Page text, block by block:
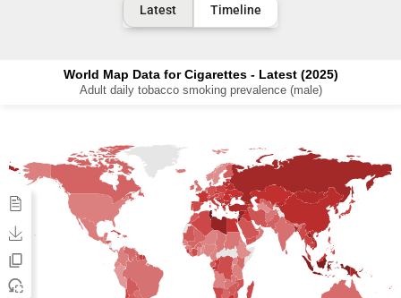
Latest Timeline